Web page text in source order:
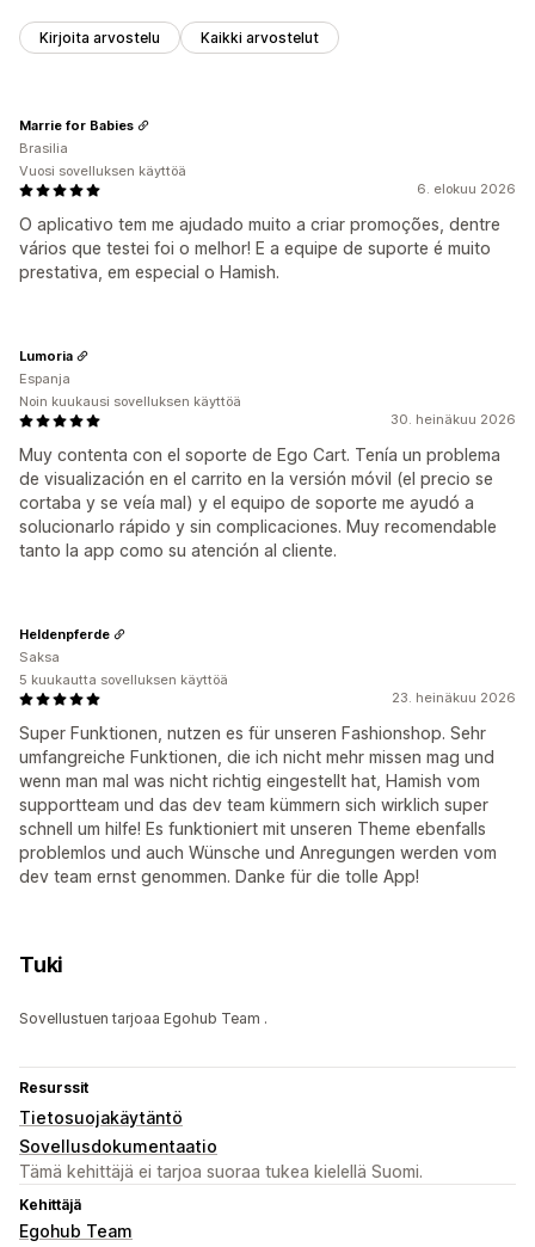
Kirjoita arvostelu Kaikki arvostelut
6. elokuu 2026
O aplicativo tem me ajudado muito a criar promoções, dentre
vários que testei foi o melhor! E a equipe de suporte é muito
prestativa, em especial o Hamish.
Marrie for Babies
Brasilia
Vuosi sovelluksen käyttöä
30. heinäkuu 2026
Muy contenta con el soporte de Ego Cart. Tenía un problema
de visualización en el carrito en la versión móvil (el precio se
cortaba y se veía mal) y el equipo de soporte me ayudó a
solucionarlo rápido y sin complicaciones. Muy recomendable
tanto la app como su atención al cliente.
Lumoria
Espanja
Noin kuukausi sovelluksen käyttöä
23. heinäkuu 2026
Super Funktionen, nutzen es für unseren Fashionshop. Sehr
umfangreiche Funktionen, die ich nicht mehr missen mag und
wenn man mal was nicht richtig eingestellt hat, Hamish vom
supportteam und das dev team kümmern sich wirklich super
schnell um hilfe! Es funktioniert mit unseren Theme ebenfalls
problemlos und auch Wünsche und Anregungen werden vom
dev team ernst genommen. Danke für die tolle App!
Heldenpferde
Saksa
5 kuukautta sovelluksen käyttöä
Tuki
Sovellustuen tarjoaa Egohub Team .
Resurssit
Tietosuojakäytäntö
Sovellusdokumentaatio
Tämä kehittäjä ei tarjoa suoraa tukea kielellä Suomi.
Kehittäjä
Egohub Team